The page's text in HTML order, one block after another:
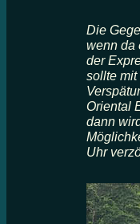
Die
wenn da
der
sollte mit
Oriental
dann
Uhr